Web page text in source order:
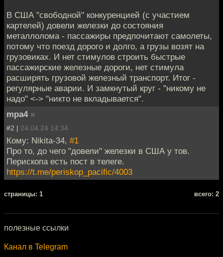
В США "свободной" конкуренцией (с участием
картелей) довели железки до состояния
металлолома - пассажиры предпочитают самолеты,
потому что поезд дорого и долго, а грузы возят на
грузовиках. И нет стимулов строить быстрые
пассажирские железные дороги, нет стимула
расширять грузовой железный транспорт. Итог -
регулярные аварии. И замкнутый круг - "никому не
надо" <-> "никто не вкладывается".
mpa4 »
#2 | 24.04.24 14:34
Кому: Nikita-34, #1
Про то, до чего "довели" железки в США у тов.
Перископа есть пост в телеге.
https://t.me/periskop_pacific/4003
cтраницы: 1 всего: 2
полезные ссылки
Канал в Telegram